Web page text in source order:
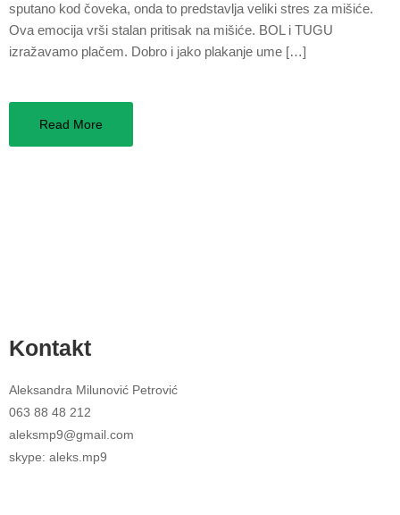
sputano kod čoveka, onda to predstavlja veliki stres za mišiće.
Ova emocija vrši stalan pritisak na mišiće. BOL i TUGU
izražavamo plačem. Dobro i jako plakanje ume […]
Read More
Kontakt
Aleksandra Milunović Petrović
063 88 48 212
aleksmp9@gmail.com
skype: aleks.mp9